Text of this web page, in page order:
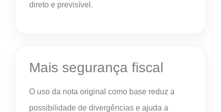
direto e previsível.
Mais segurança fiscal
O uso da nota original como base reduz a
possibilidade de divergências e ajuda a